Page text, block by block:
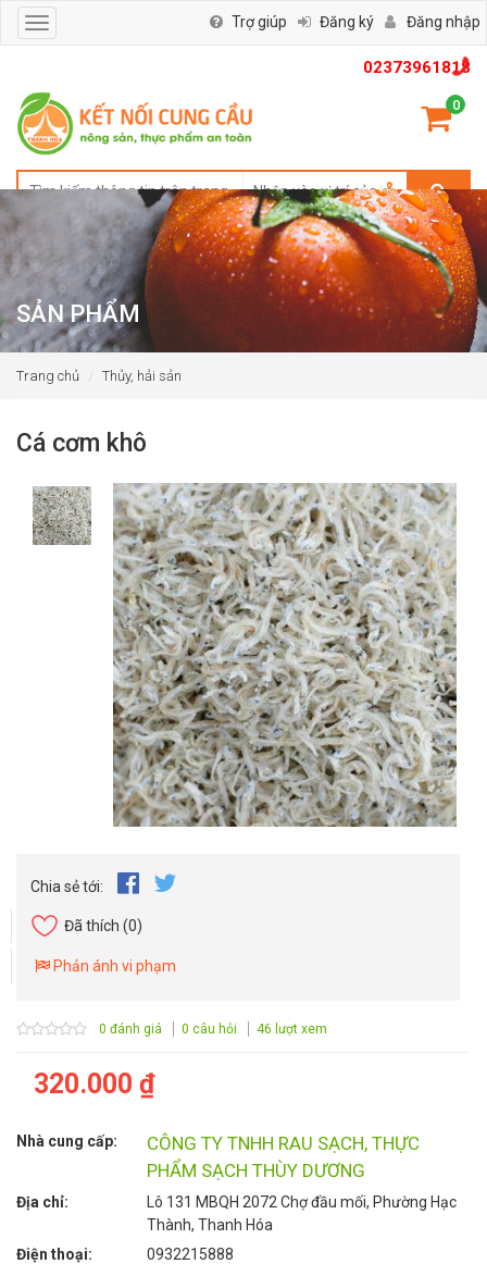
02373961818
0
Toggle
navigation
Trợ giúp Đăng ký Đăng nhập
SẢN PHẨM
Trang chủ Thủy, hải sản
Cá cơm khô
Chia sẻ tới:
Đã thích (0)
Phản ánh vi phạm
0 đánh giá 0 câu hỏi 46 lượt xem
320.000 ₫
Nhà cung cấp:
CÔNG TY TNHH RAU SẠCH, THỰC
PHẨM SẠCH THÙY DƯƠNG
Địa chỉ:
Lô 131 MBQH 2072 Chợ đầu mối, Phường Hạc
Thành, Thanh Hóa
Điện thoại:
0932215888